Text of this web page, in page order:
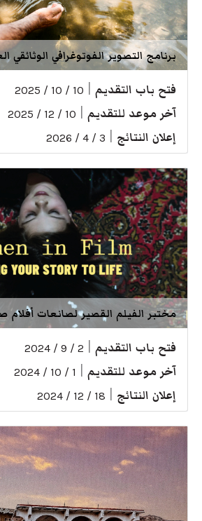
برنامج التصوير الفوتوغرافي الوثائقي
فتح باب التقديم 10 / 10 / 2025
آخر موعد للتقديم 10 / 12 / 2025
إعلان النتائج 3 / 4 / 2026
مختبر الفيلم القصير لصانعات أفلام
فتح باب التقديم 2 / 9 / 2024
آخر موعد للتقديم 1 / 10 / 2024
إعلان النتائج 18 / 12 / 2024